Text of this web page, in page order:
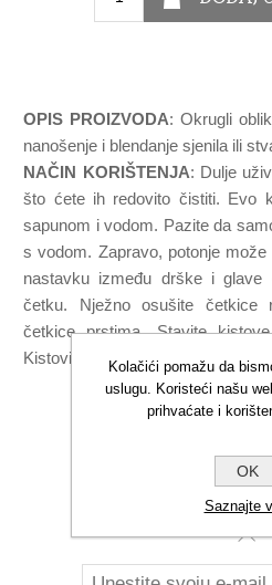
OPIS PROIZVODA: Okrugli
nanošenje i blendanje sjenila ili
NAČIN KORIŠTENJA: Dulje
što ćete ih redovito čistiti. Evo
sapunom i vodom. Pazite da
s vodom. Zapravo, potonje
nastavku između drške i
četku. Nježno osušite četkice
četkice prstima. Stavite
Kistovima je potrebno neko
Kolačići pomažu da
uslugu. Koristeći našu
prihvaćate i
OK
Saznajte